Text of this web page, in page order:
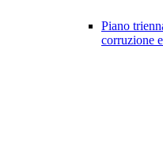
Piano
corruzione